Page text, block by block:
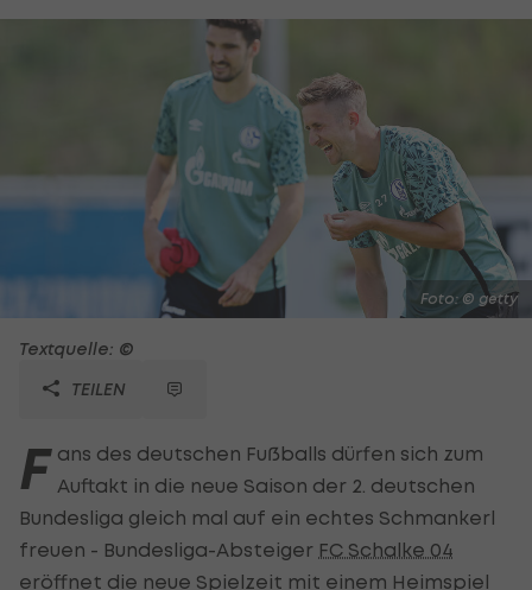
Foto: © getty
Textquelle: ©
TEILEN
F ans des deutschen Fußballs dürfen sich zum
Auftakt in die neue Saison der 2. deutschen
Bundesliga gleich mal auf ein echtes Schmankerl
freuen - Bundesliga-Absteiger FC Schalke 04
eröffnet die neue Spielzeit mit einem Heimspiel